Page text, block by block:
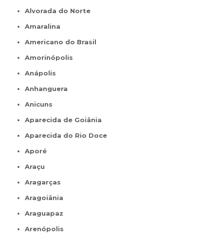
Alvorada do Norte
Amaralina
Americano do Brasil
Amorinópolis
Anápolis
Anhanguera
Anicuns
Aparecida de Goiânia
Aparecida do Rio Doce
Aporé
Araçu
Aragarças
Aragoiânia
Araguapaz
Arenópolis